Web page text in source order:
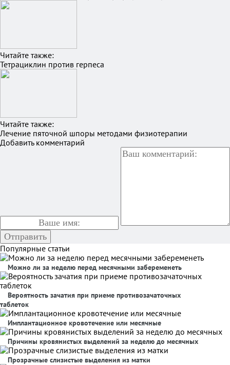
Читайте также:
Тетрациклин против герпеса
Читайте также:
Лечение пяточной шпоры методами физиотерапии
Добавить комментарий
Популярные статьи
Можно ли за неделю перед месячными забеременеть
Вероятность зачатия при приеме противозачаточных
таблеток
Имплантационное кровотечение или месячные
Причины кровянистых выделений за неделю до месячных
Прозрачные слизистые выделения из матки